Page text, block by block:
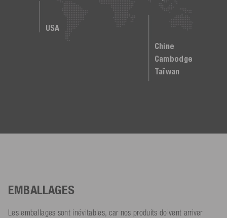
Chine
Cambodge
Taïwan
USA
EMBALLAGES
Les emballages sont inévitables, car nos produits doivent arriver